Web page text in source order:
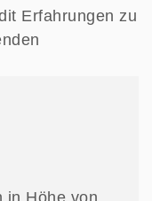
Erfahrungen zu